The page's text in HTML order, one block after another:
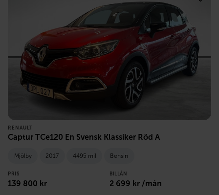
RENAULT
Captur TCe120 En Svensk Klassiker Röd A
Mjölby 2017 4495 mil Bensin
PRIS
139 800 kr
BILLÅN
2 699 kr /mån